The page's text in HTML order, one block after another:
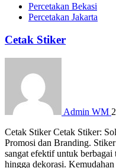
Percetakan Bekasi
Percetakan Jakarta
Cetak Stiker
Admin WM
Cetak Stiker Cetak Stiker:
Promosi dan Branding.
sangat efektif untuk
hingga dekorasi.